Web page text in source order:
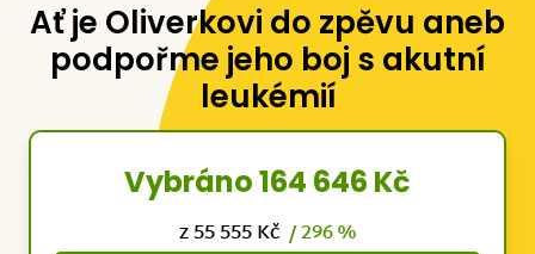
Ať je Oliverkovi do zpěvu aneb
podpořme jeho boj s akutní
leukémií
Vybráno 164 646 Kč
z 55 555 Kč / 296 %